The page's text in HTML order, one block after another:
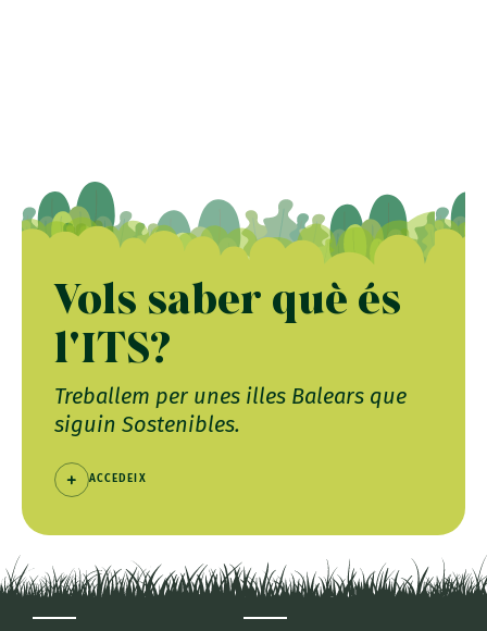
Vols saber què és
l'ITS?
Treballem per unes illes Balears que
siguin Sostenibles.
ACCEDEIX